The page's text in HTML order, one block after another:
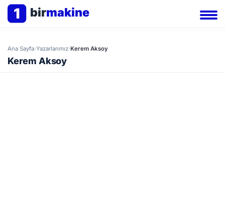
1 birmakine
Ana Sayfa›Yazarlarımız›Kerem Aksoy
Kerem Aksoy